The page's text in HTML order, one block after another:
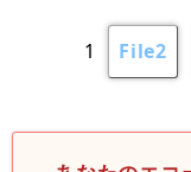
1 File2